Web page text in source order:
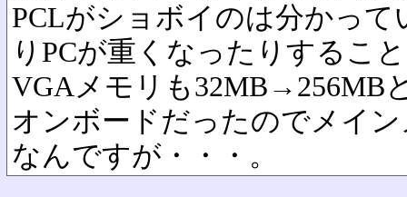
PCLがショボイのは分かっ
りPCが重くなったりするこ
VGAメモリも32MB→256MB
オンボードだったのでメイ
なんですが・・・。